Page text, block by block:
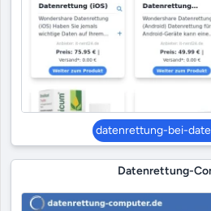
datenrettung-bei-
Datenrettung-